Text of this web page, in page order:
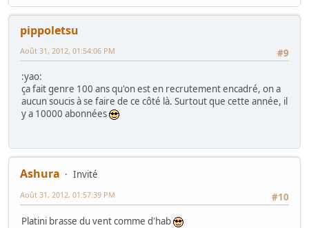
pippoletsu
#9
Août 31, 2012, 01:54:06 PM
:yao:
ça fait genre 100 ans qu'on est en recrutement encadré, on a
aucun soucis à se faire de ce côté là. Surtout que cette année, il
y a 10000 abonnées
Ashura
Invité
#10
Août 31, 2012, 01:57:39 PM
Platini brasse du vent comme d'hab